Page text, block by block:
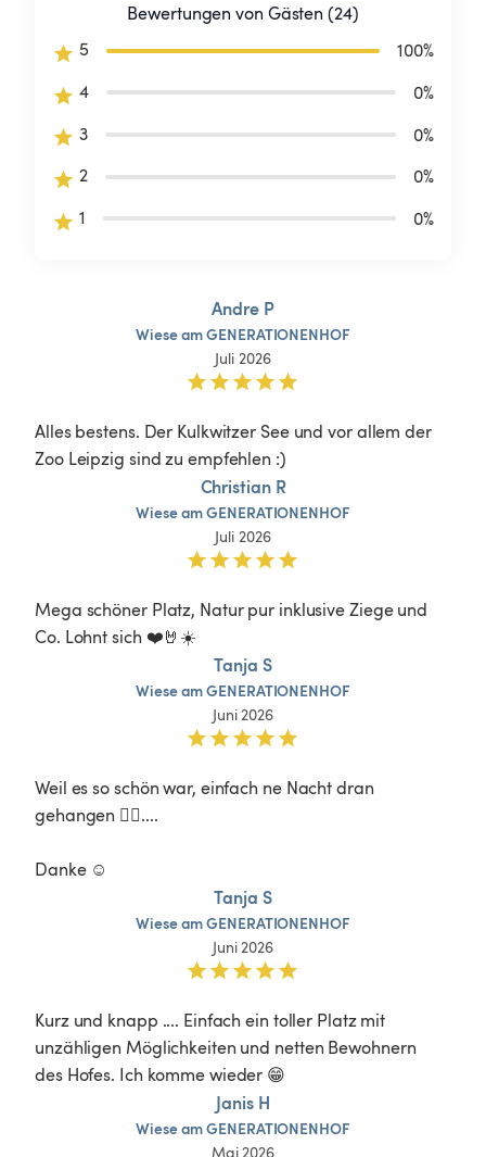
Bewertungen von Gästen (24)
5
100%
4
0%
3
0%
2
0%
1
0%
Andre P
WieseamGENERATIONENHOF
Juli 2026
Alles bestens. Der Kulkwitzer See und vor allem der
Zoo Leipzig sind zu empfehlen :)
Christian R
WieseamGENERATIONENHOF
Juli 2026
Mega schöner Platz, Natur pur inklusive Ziege und
Co. Lohnt sich ❤️🤘☀️
Tanja S
WieseamGENERATIONENHOF
Juni 2026
Weil es so schön war, einfach ne Nacht dran
gehangen 👍🏼....
Danke ☺️
Tanja S
WieseamGENERATIONENHOF
Juni 2026
Kurz und knapp .... Einfach ein toller Platz mit
unzähligen Möglichkeiten und netten Bewohnern
des Hofes. Ich komme wieder 😁
Janis H
WieseamGENERATIONENHOF
Mai 2026